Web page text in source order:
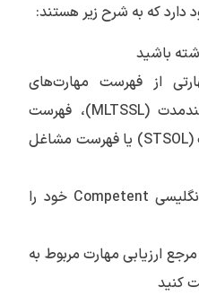
از فهرست مهارت‌های
استراتژیک میان‌مدت و بلندمدت (MLTSSL)، فهرست
شغل‌های مهارتی کوتاه‌مدت (STSOL) یا فهرست مشاغل
باید بتوانید سطح دانش انگلیسی Competent خود را
ارزیابی مهارت مربوط به
کنید